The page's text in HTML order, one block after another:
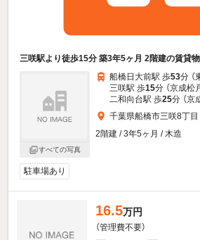
三咲駅より徒歩15分 築3年5ヶ月 2階建の賃貸
すべての写真
船橋日大前駅 歩53分 （
三咲駅 歩15分 （京成松
二和向台駅 歩25分 （京
千葉県船橋市三咲8丁目
2階建 / 3年5ヶ月 / 木造
駐車場あり
16.5万円
（管理費不要）